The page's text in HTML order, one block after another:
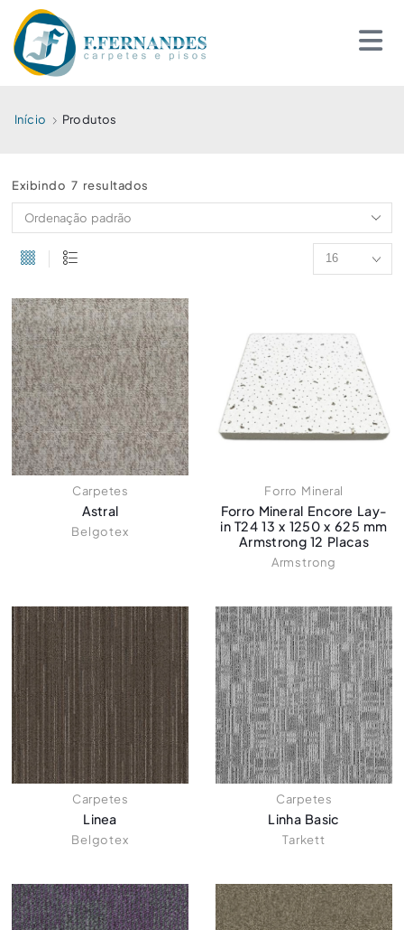
Início Produtos
Exibindo 7 resultados
Carpetes
Astral
Belgotex
Forro Mineral
Forro Mineral Encore Lay-
in T24 13 x 1250 x 625 mm
Armstrong 12 Placas
Armstrong
Carpetes
Linea
Belgotex
Carpetes
Linha Basic
Tarkett